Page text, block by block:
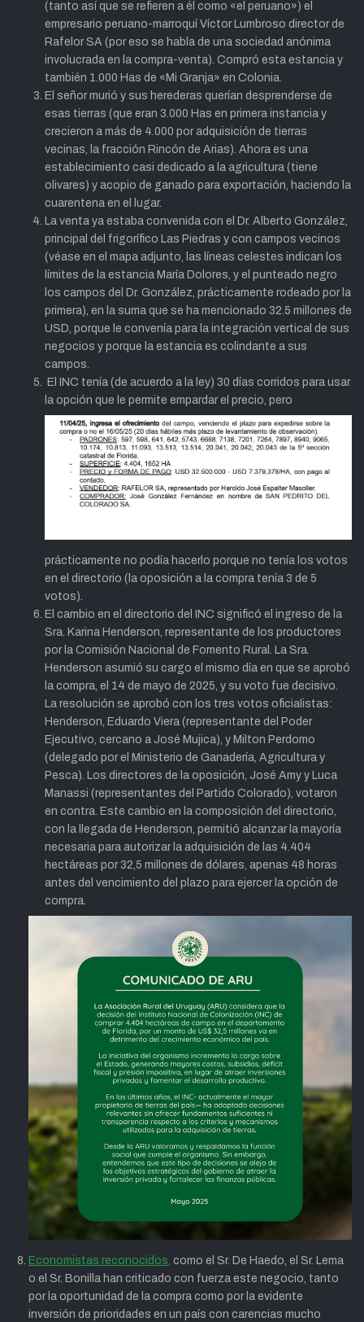
(tanto así que se refieren a él como «el peruano») el
empresario peruano-marroquí Víctor Lumbroso director de
Rafelor SA (por eso se habla de una sociedad anónima
involucrada en la compra-venta). Compró esta estancia y
también 1.000 Has de «Mi Granja» en Colonia.
El señor murió y sus herederas querían desprenderse de
esas tierras (que eran 3.000 Has en primera instancia y
crecieron a más de 4.000 por adquisición de tierras
vecinas, la fracción Rincón de Arias). Ahora es una
establecimiento casi dedicado a la agricultura (tiene
olivares) y acopio de ganado para exportación, haciendo la
cuarentena en el lugar.
La venta ya estaba convenida con el Dr. Alberto González,
principal del frigorífico Las Piedras y con campos vecinos
(véase en el mapa adjunto, las líneas celestes indican los
límites de la estancia María Dolores, y el punteado negro
los campos del Dr. González, prácticamente rodeado por la
primera), en la suma que se ha mencionado 32.5 millones de
USD, porque le convenía para la integración vertical de sus
negocios y porque la estancia es colindante a sus
campos.
El INC tenía (de acuerdo a la ley) 30 días corridos para usar
la opción que le permite empardarel precio, pero
prácticamente no podía hacerlo porque no tenía los votos
en el directorio (la oposición a la compra tenía 3 de 5
votos).
El cambio en el directorio del INC significó el ingreso de la
Sra. Karina Henderson, representante de los productores
por la Comisión Nacional de Fomento Rural. La Sra.
Henderson asumió su cargo el mismo día en que se aprobó
la compra, el 14 de mayo de 2025, y su voto fue decisivo.
La resolución se aprobó con los tres votos oficialistas:
Henderson, Eduardo Viera (representante del Poder
Ejecutivo, cercano a José Mujica), y Milton Perdomo
(delegado por el Ministerio de Ganadería, Agricultura y
Pesca). Los directores de la oposición, José Amy y Luca
Manassi (representantes del Partido Colorado), votaron
en contra. Este cambio en la composición del directorio,
con la llegada de Henderson, permitió alcanzar la mayoría
necesaria para autorizar la adquisición de las 4.404
hectáreas por 32,5 millones de dólares, apenas 48 horas
antes del vencimiento del plazo para ejercer la opción de
compra.
Economistas reconocidos, como el Sr. De Haedo, el Sr. Lema
o el Sr. Bonilla han criticado con fuerza este negocio, tanto
por la oportunidad de la compra como por la evidente
inversión de prioridades en un país con carencias mucho